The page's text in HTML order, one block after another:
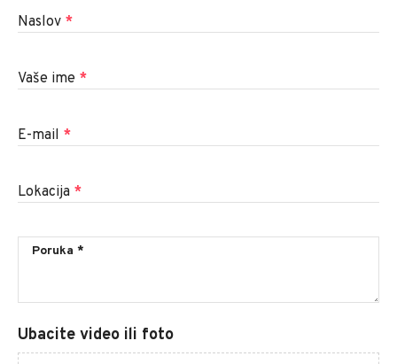
Naslov *
Vaše ime *
E-mail *
Lokacija *
Ubacite video ili foto